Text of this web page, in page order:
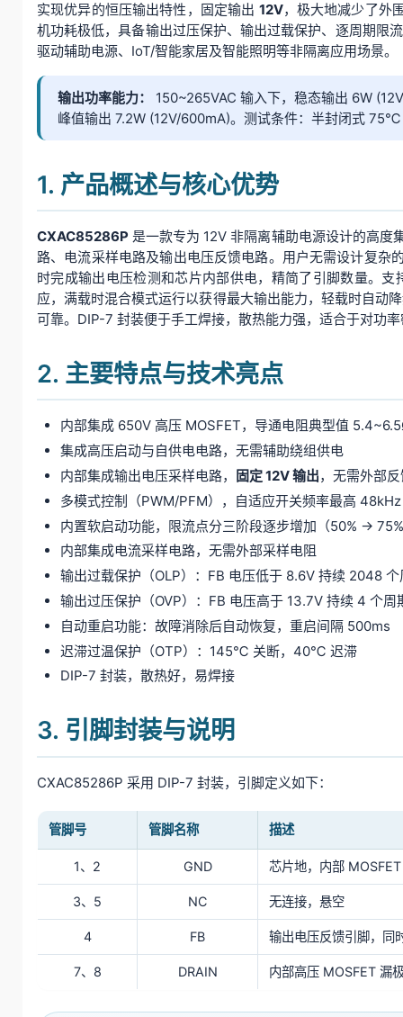
实现优异的恒压输出特性，固定输出 12V，极大地减少了外
机功耗极低，具备输出过压保护、输出过载保护、逐周期限
驱动辅助电源、IoT/智能家居及智能照明等非隔离应用场景。
输出功率能力：
150~265VAC 输入下，稳态输出 6W
峰值输出 7.2W (12V/600mA)。测试条件：半封闭式
1. 产品概述与核心优势
CXAC85286P 是一款专为 12V 非隔离辅助电源设计的高
路、电流采样电路及输出电压反馈电路。用户无需设计复杂
时完成输出电压检测和芯片内部供电，精简了引脚数量。
应，满载时混合模式运行以获得最大输出能力，轻载时自
可靠。DIP-7 封装便于手工焊接，散热能力强，适合于对功
2. 主要特点与技术亮点
内部集成 650V 高压 MOSFET，导通电阻典型值
集成高压启动与自供电电路，无需辅助绕组供电
内部集成输出电压采样电路， 固定 12V 输出，无需外部
多模式控制（PWM/PFM），自适应开关频率最高
内置软启动功能，限流点分三阶段逐步增加（50% →
内部集成电流采样电路，无需外部采样电阻
输出过载保护（OLP）：FB 电压低于 8.6V 持续 2048
输出过压保护（OVP）：FB 电压高于 13.7V 持续 4 个周
自动重启功能：故障消除后自动恢复，重启间隔 500ms
迟滞过温保护（OTP）：145℃ 关断，40℃ 迟滞
DIP-7 封装，散热好，易焊接
3. 引脚封装与说明
CXAC85286P 采用 DIP-7 封装，引脚定义如下：
管脚号 管脚名称 描述
1、2 GND 芯片地，内部
3、5 NC 无连接，悬空
4 FB 输出电压反馈引脚，同
7、8 DRAIN 内部高压 MOSFET 漏